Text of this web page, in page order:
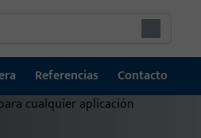
Referencias Contacto